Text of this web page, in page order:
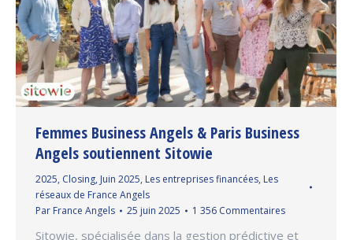
Femmes Business Angels & Paris Business
Angels soutiennent Sitowie
2025, Closing, Juin 2025, Les entreprises financées, Les
réseaux de France Angels
Par France Angels 25 juin 2025 1 356 Commentaires
Sitowie, spécialisée dans la gestion prédictive et